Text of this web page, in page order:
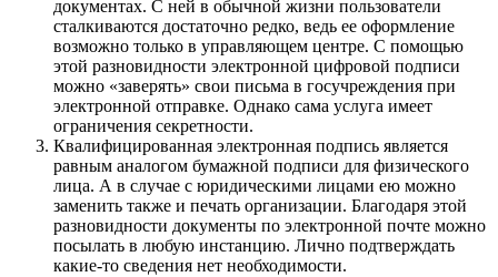
документах. С ней в обычной жизни пользователи
сталкиваются достаточно редко, ведь ее оформление
возможно только в управляющем центре. С помощью
этой разновидности электронной цифровой подписи
можно «заверять» свои письма в госучреждения при
электронной отправке. Однако сама услуга имеет
ограничения секретности.
Квалифицированная электронная подпись является
равным аналогом бумажной подписи для физического
лица. А в случае с юридическими лицами ею можно
заменить также и печать организации. Благодаря этой
разновидности документы по электронной почте можно
посылать в любую инстанцию. Лично подтверждать
какие-то сведения нет необходимости.